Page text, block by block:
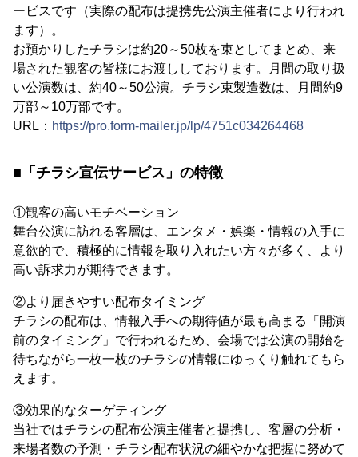
ービスです（実際の配布は提携先公演主催者により行われ
ます）。
お預かりしたチラシは約20～50枚を束としてまとめ、来
場された観客の皆様にお渡ししております。月間の取り扱
い公演数は、約40～50公演。チラシ束製造数は、月間約9
万部～10万部です。
URL： https://pro.form-mailer.jp/lp/4751c034264468
■「チラシ宣伝サービス」の特徴
①観客の高いモチベーション
舞台公演に訪れる客層は、エンタメ・娯楽・情報の入手に
意欲的で、積極的に情報を取り入れたい方々が多く、より
高い訴求力が期待できます。
②より届きやすい配布タイミング
チラシの配布は、情報入手への期待値が最も高まる「開演
前のタイミング」で行われるため、会場では公演の開始を
待ちながら一枚一枚のチラシの情報にゆっくり触れてもら
えます。
③効果的なターゲティング
当社ではチラシの配布公演主催者と提携し、客層の分析・
来場者数の予測・チラシ配布状況の細やかな把握に努めて